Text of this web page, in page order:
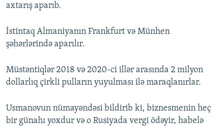
Auto
720p 1080p
axtarış aparıb.
İstintaq Almaniyanın Frankfurt və Münhen
şəhərlərində aparılır.
Müstəntiqlər 2018 və 2020-ci illər arasında 2 milyon
dollarlıq çirkli pulların yuyulması ilə maraqlanırlar.
Usmanovun nümayəndəsi bildirib ki, biznesmenin heç
bir günahı yoxdur və o Rusiyada vergi ödəyir, habelə